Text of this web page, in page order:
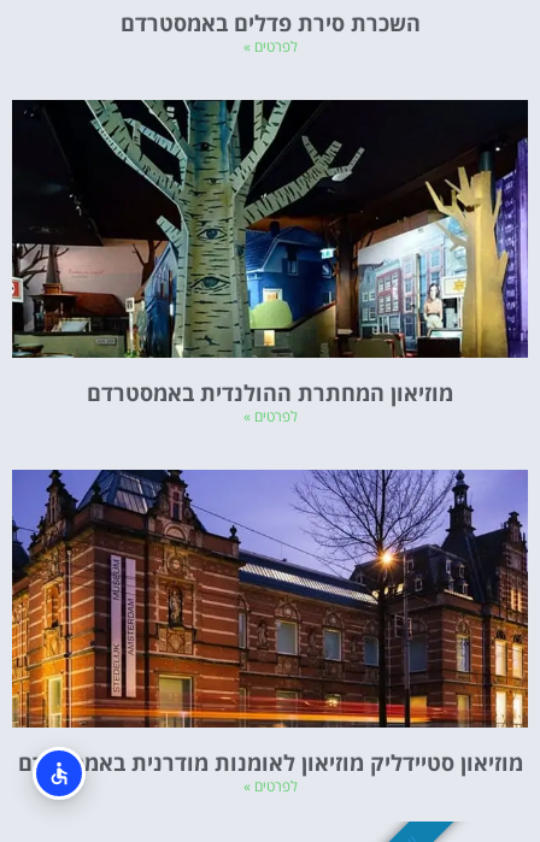
השכרת סירת פדלים באמסטרדם
לפרטים »
מוזיאון המחתרת ההולנדית באמסטרדם
לפרטים »
מוזיאון סטיידליק מוזיאון לאומנות מודרנית באמסטרדם
לפרטים »